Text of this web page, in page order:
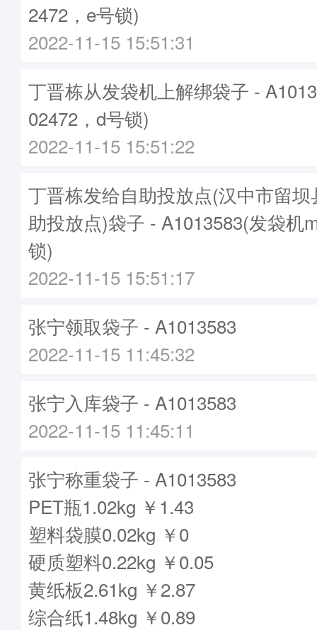
2472，e号锁)
2022-11-15 15:51:31
丁晋栋从发袋机上解绑袋子 -
02472，d号锁)
2022-11-15 15:51:22
丁晋栋发给自助投放点(汉中市留
助投放点)袋子 - A1013583(发袋机
锁)
2022-11-15 15:51:17
张宁领取袋子 - A1013583
2022-11-15 11:45:32
张宁入库袋子 - A1013583
2022-11-15 11:45:11
张宁称重袋子 - A1013583
PET瓶1.02kg ￥1.43
塑料袋膜0.02kg ￥0
硬质塑料0.22kg ￥0.05
黄纸板2.61kg ￥2.87
综合纸1.48kg ￥0.89